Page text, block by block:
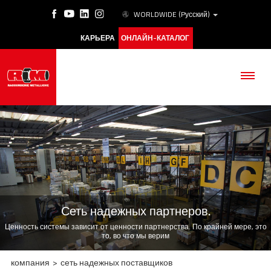
WORLDWIDE (Pусский)
КАРЬЕРА ОНЛАЙН-КАТАЛОГ
КОМПАНИЯ
ПРОДУКЦИЯ
ESG
Сеть надежных партнеров.
Ценность системы зависит от ценности партнерства. По крайней мере, это
то, во что мы верим
компания > сеть надежных поставщиков